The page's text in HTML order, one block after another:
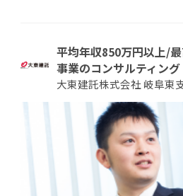
平均年収850万円以上/
事業のコンサルティング
大東建託株式会社 岐阜東